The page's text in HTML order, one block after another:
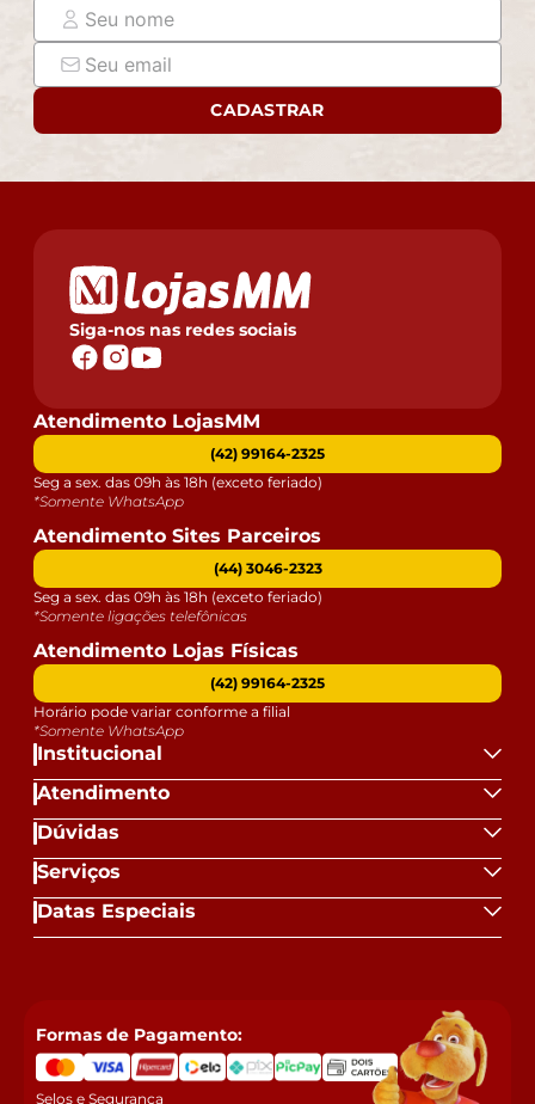
CADASTRAR
Siga-nos nas redes sociais
Institucional
Atendimento
Dúvidas
Serviços
Datas Especiais
Atendimento LojasMM
(42) 99164-2325
Seg a sex. das 09h às 18h (exceto feriado)
*Somente WhatsApp
Atendimento Sites Parceiros
(44) 3046-2323
Seg a sex. das 09h às 18h (exceto feriado)
*Somente ligações telefônicas
Atendimento Lojas Físicas
(42) 99164-2325
Horário pode variar conforme a filial
*Somente WhatsApp
Formas de Pagamento:
Selos e Segurança